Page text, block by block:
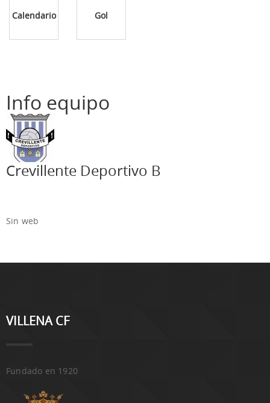
Calendario Gol
Info equipo
Crevillente Deportivo B
Sin web
VILLENA CF
Fundado en 1920